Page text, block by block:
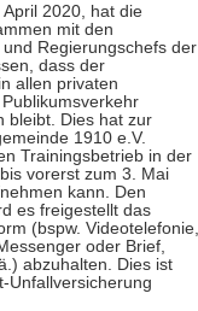
2020, hat die
mit den
Regierungschefs der
dass der
allen privaten
bleibt. Dies hat zur
1910 e.V.
Trainingsbetrieb in der
vorerst zum 3. Mai
kann. Den
es freigestellt das
(bspw. Videotelefonie,
oder Brief,
abzuhalten. Dies ist
Unfallversicherung